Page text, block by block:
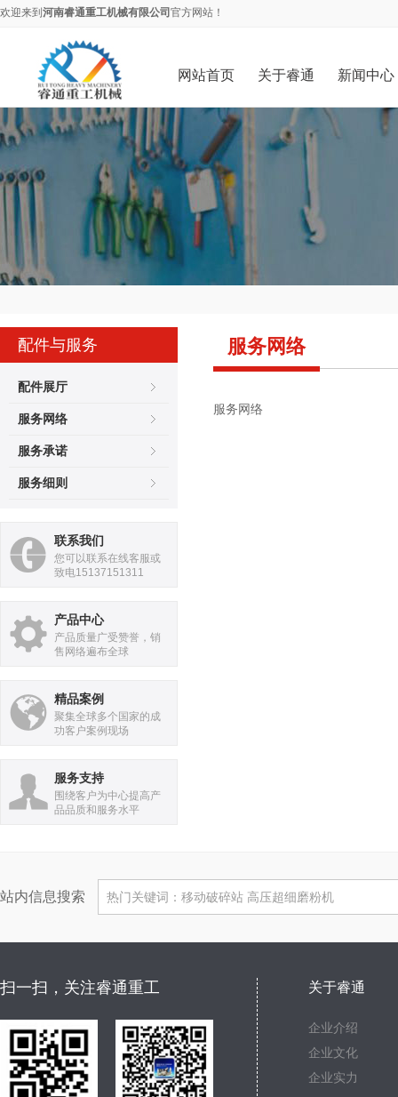
欢迎来到 河南睿通重工机械有限公司 官方网站！
网站首页 关于睿通 新闻中心
配件与服务
配件展厅
服务网络
服务承诺
服务细则
联系我们
您可以联系在线客服或
致电15137151311
产品中心
产品质量广受赞誉，销
售网络遍布全球
精品案例
聚集全球多个国家的成
功客户案例现场
服务支持
围绕客户为中心提高产
品品质和服务水平
服务网络
服务网络
站内信息搜索
扫一扫，关注睿通重工 关于睿通
企业介绍
企业文化
企业实力